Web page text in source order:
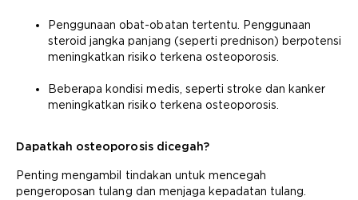
Penggunaan obat-obatan tertentu. Penggunaan
steroid jangka panjang (seperti prednison) berpotensi
meningkatkan risiko terkena osteoporosis.
Beberapa kondisi medis, seperti stroke dan kanker
meningkatkan risiko terkena osteoporosis.
Dapatkah osteoporosis dicegah?
Penting mengambil tindakan untuk mencegah
pengeroposan tulang dan menjaga kepadatan tulang.